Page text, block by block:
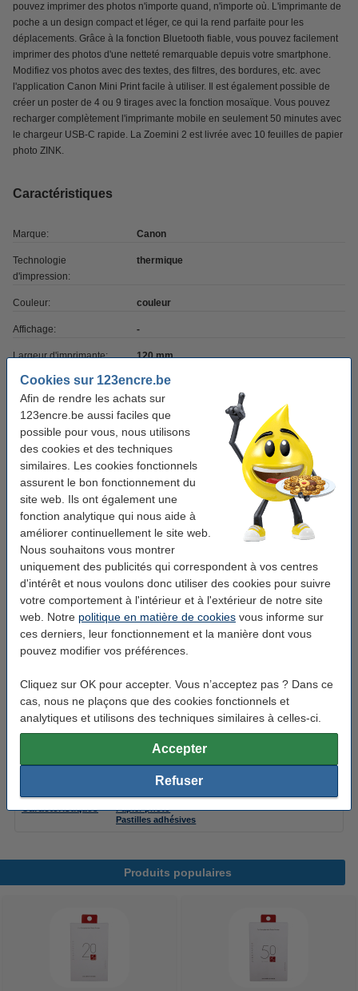
Cookies sur 123encre.be
Afin de rendre les achats sur
123encre.be aussi faciles que
possible pour vous, nous utilisons
des cookies et des techniques
similaires. Les cookies fonctionnels
assurent le bon fonctionnement du
site web. Ils ont également une
fonction analytique qui nous aide à
améliorer continuellement le site web.
Nous souhaitons vous montrer
uniquement des publicités qui correspondent à vos centres
d'intérêt et nous voulons donc utiliser des cookies pour suivre
votre comportement à l'intérieur et à l'extérieur de notre site
web. Notre politique en matière de cookies vous informe sur
ces derniers, leur fonctionnement et la manière dont vous
pouvez modifier vos préférences.
Cliquez sur OK pour accepter. Vous n’acceptez pas ? Dans ce
cas, nous ne plaçons que des cookies fonctionnels et
analytiques et utilisons des techniques similaires à celles-ci.
Accepter
Refuser
pouvez imprimer des photos n'importe quand, n'importe où. L'imprimante de
poche a un design compact et léger, ce qui la rend parfaite pour les
déplacements. Grâce à la fonction Bluetooth fiable, vous pouvez facilement
imprimer des photos d'une netteté remarquable depuis votre smartphone.
Modifiez vos photos avec des textes, des filtres, des bordures, etc. avec
l'application Canon Mini Print facile à utiliser. Il est également possible de
créer un poster de 4 ou 9 tirages avec la fonction mosaïque. Vous pouvez
recharger complètement l'imprimante mobile en seulement 50 minutes avec
le chargeur USB-C rapide. La Zoemini 2 est livrée avec 10 feuilles de papier
photo ZINK.
Caractéristiques
Marque: Canon
Technologie
d'impression:
thermique
Couleur: couleur
Affichage: -
Largeur d'imprimante: 120 mm
Profondeur
d'imprimante:
84 mm
21,5 mm
Résolution
d'impression:
313 x 500 dpi
Vitesse (couleur): 50 sec
Réseau: Bluetooth
Impression mobile: oui (Canon mini print-app)
Alimentation: batterie rechargeable
Système d'exploitation: Android: 6.0 / iOS 12.0 et plus
10 feuilles
Infos supplémentaires: votre ancien appareil
Bon plan : commandez également du papier photo
Canon ZINK papier photo autocollant 5 x 7,6 cm
Téléchargements
Caractéristiques
Options
Papier photo
Pastilles adhésives
Produits populaires